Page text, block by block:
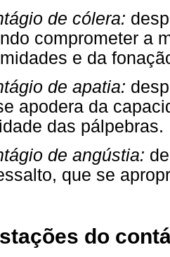
de cólera:
comprometer a
e da
de apatia:
apodera da
das pálpebras.
de angústia:
que se
do